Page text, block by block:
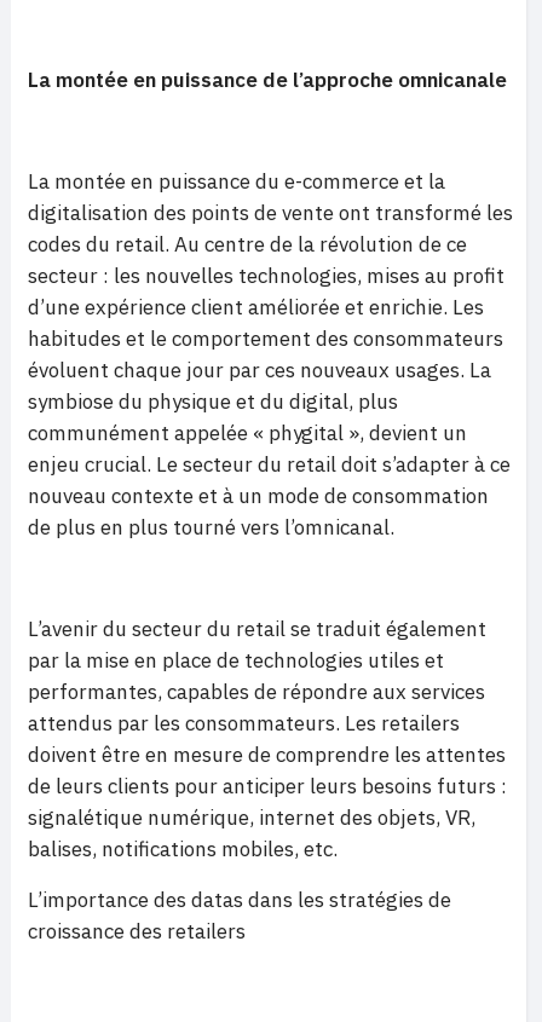
La montée en puissance de l’approche omnicanale
La montée en puissance du e-commerce et la
digitalisation des points de vente ont transformé les
codes du retail. Au centre de la révolution de ce
secteur : les nouvelles technologies, mises au profit
d’une expérience client améliorée et enrichie. Les
habitudes et le comportement des consommateurs
évoluent chaque jour par ces nouveaux usages. La
symbiose du physique et du digital, plus
communément appelée « phygital », devient un
enjeu crucial. Le secteur du retail doit s’adapter à ce
nouveau contexte et à un mode de consommation
de plus en plus tourné vers l’omnicanal.
L’avenir du secteur du retail se traduit également
par la mise en place de technologies utiles et
performantes, capables de répondre aux services
attendus par les consommateurs. Les retailers
doivent être en mesure de comprendre les attentes
de leurs clients pour anticiper leurs besoins futurs :
signalétique numérique, internet des objets, VR,
balises, notifications mobiles, etc.
L’importance des datas dans les stratégies de
croissance des retailers